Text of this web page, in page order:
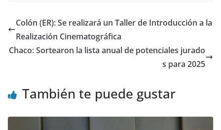
e
b
o
er s
A
p
p
tir
Colón (ER): Se realizará un Taller de Introducción a la
Realización Cinematográfica
Chaco: Sortearon la lista anual de potenciales jurado
s para 2025
También te puede gustar